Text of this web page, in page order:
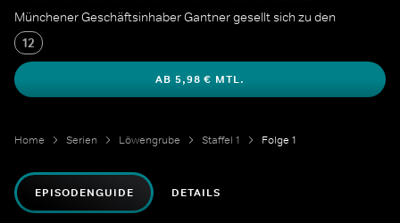
Münchener Geschäftsinhaber Gantner gesellt sich zu den
Feiernden und nimmt an den Sprüchen des Hausierers Anstoß.
Schnell findet das Hochzeitsfest ein abruptes Ende. Tags darauf
ist der Herr Gantner spurlos verschwunden. Der Verdacht fällt
sofort auf den Hausierer.
12
AB 5,98 € MTL.
Home Serien Löwengrube Staffel 1 Folge 1
EPISODENGUIDE DETAILS